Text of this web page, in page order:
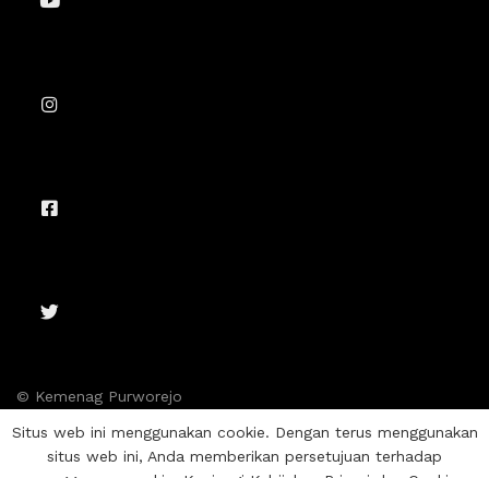
© Kemenag Purworejo
Situs web ini menggunakan cookie. Dengan terus menggunakan
situs web ini, Anda memberikan persetujuan terhadap